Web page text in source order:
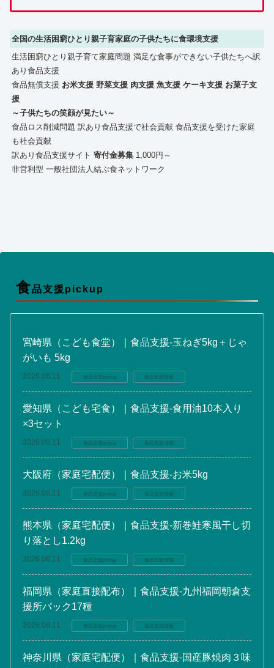
全国の生活困窮ひとり親子育家庭の子供たちに食環境支援
生活困窮ひとり親子育て家庭問題 満足な食事ができない子供たちへ訳
あり食品支援
食品無償支援 お米支援 野菜支援 肉支援 魚支援 ケーキ支援 お菓子支
援
～子供たちの笑顔が見たい～
食品ロス削減問題 訳あり食品支援で社会貢献 食品支援を受けた家庭
も社会貢献
訳あり食品支援サイト 寄付金募集 1,000円～
非営利型 一般社団法人結ぶ食ネットワーク
食品支援pickup
宮崎県（こども食堂）｜食品支援-玉ねぎ5kg＋じゃ
がいも 5kg
2026.06.11 食品支援pickup 食品支援情報
愛知県（こども宅食）｜食品支援-食用油10本入り
×3セット
2026.06.11 食品支援pickup 食品支援情報
大阪府（家庭宅配便）｜食品支援-お米5kg
2026.06.11 食品支援pickup 食品支援情報
熊本県（家庭宅配便）｜食品支援-新巻鮭寒風干し切
り落とし1.2kg
2026.06.11 食品支援pickup 食品支援情報
福岡県（家庭直接配布）｜食品支援-九州福岡朝倉支
援所パック17種
2026.06.11 食品支援pickup 食品支援情報
神奈川県（家庭宅配便）｜食品支援-国産豚焼肉３味